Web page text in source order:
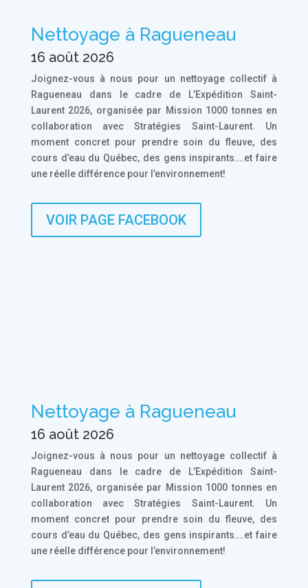
Nettoyage à Ragueneau
16 août 2026
Joignez-vous à nous pour un nettoyage collectif à
Ragueneau dans le cadre de L’Expédition Saint-
Laurent 2026, organisée par Mission 1000 tonnes en
collaboration avec Stratégies Saint-Laurent. Un
moment concret pour prendre soin du fleuve, des
cours d’eau du Québec, des gens inspirants….et faire
une réelle différence pour l’environnement!
VOIR PAGE FACEBOOK
Nettoyage à Ragueneau
16 août 2026
Joignez-vous à nous pour un nettoyage collectif à
Ragueneau dans le cadre de L’Expédition Saint-
Laurent 2026, organisée par Mission 1000 tonnes en
collaboration avec Stratégies Saint-Laurent. Un
moment concret pour prendre soin du fleuve, des
cours d’eau du Québec, des gens inspirants….et faire
une réelle différence pour l’environnement!